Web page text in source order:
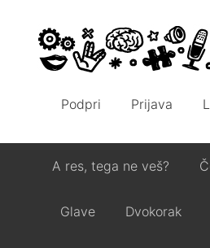
Podpri Prijava
A res, tega ne veš?
Glave Dvokorak